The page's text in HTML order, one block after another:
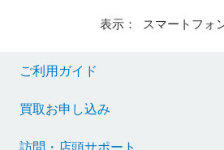
表示： スマートフォ
ご利用ガイド
買取お申し込み
訪問・店頭サポート